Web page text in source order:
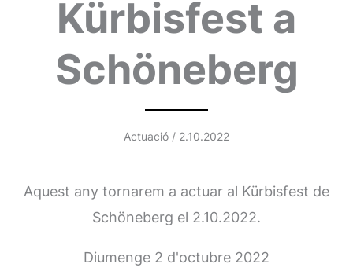
Kürbisfest a
Schöneberg
Actuació / 2.10.2022
Aquest any tornarem a actuar al Kürbisfest de
Schöneberg el 2.10.2022.
Diumenge 2 d'octubre 2022